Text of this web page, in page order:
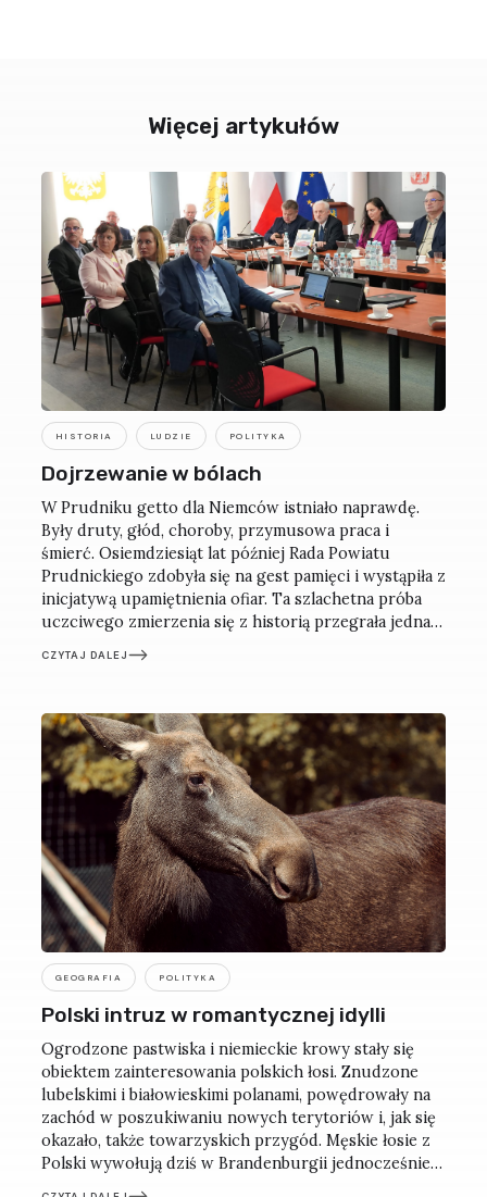
Więcej artykułów
HISTORIA LUDZIE POLITYKA
Dojrzewanie w bólach
W Prudniku getto dla Niemców istniało naprawdę.
Były druty, głód, choroby, przymusowa praca i
śmierć. Osiemdziesiąt lat później Rada Powiatu
Prudnickiego zdobyła się na gest pamięci i wystąpiła z
inicjatywą upamiętnienia ofiar. Ta szlachetna próba
uczciwego zmierzenia się z historią przegrała jednak
z lokalną zaściankowością.
CZYTAJ DALEJ
GEOGRAFIA POLITYKA
Polski intruz w romantycznej idylli
Ogrodzone pastwiska i niemieckie krowy stały się
obiektem zainteresowania polskich łosi. Znudzone
lubelskimi i białowieskimi polanami, powędrowały na
zachód w poszukiwaniu nowych terytoriów i, jak się
okazało, także towarzyskich przygód. Męskie łosie z
Polski wywołują dziś w Brandenburgii jednocześnie
rozbawienie, przerażenie i bezradność. Tym bardziej